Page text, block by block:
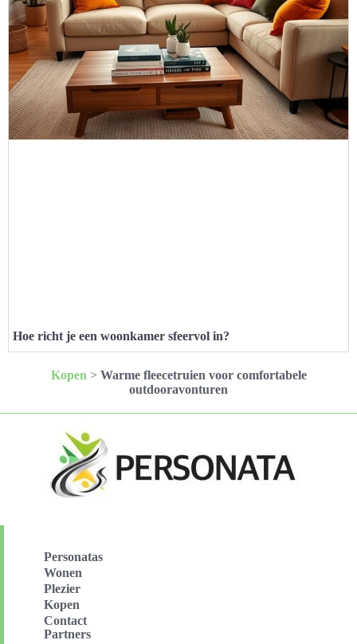
Hoe richt je een woonkamer sfeervol in?
Kopen > Warme fleecetruien voor comfortabele
outdooravonturen
Personatas
Wonen
Plezier
Kopen
Contact
Partners